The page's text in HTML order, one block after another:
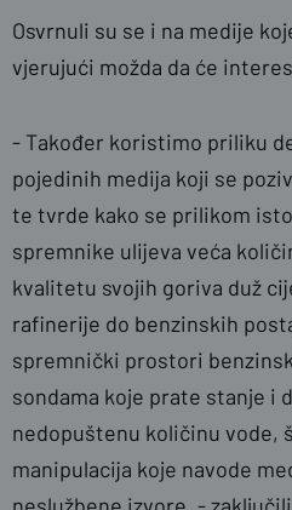
Osvrnuli su se i na medije
vjerujući možda da će
- Također koristimo priliku
pojedinih medija koji se
te tvrde kako se prilikom
spremnike ulijeva veća
kvalitetu svojih goriva duž
rafinerije do benzinskih
spremnički prostori
sondama koje prate stanje i
nedopuštenu količinu vode,
manipulacija koje navode